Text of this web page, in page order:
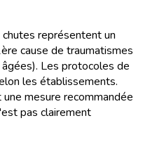
chutes représentent un
cause de traumatismes
Les protocoles de
les établissements.
mesure recommandée
pas clairement